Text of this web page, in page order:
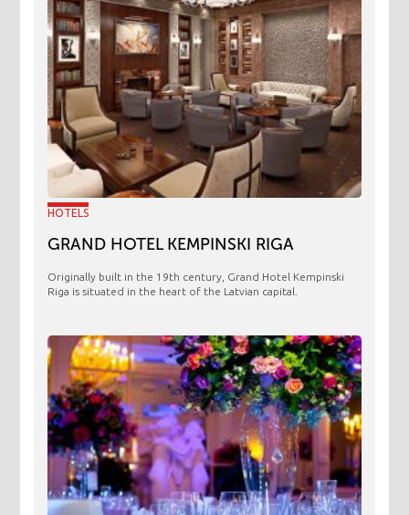
HOTELS
GRAND HOTEL KEMPINSKI RIGA
Originally built in the 19th century, Grand Hotel Kempinski
Riga is situated in the heart of the Latvian capital.